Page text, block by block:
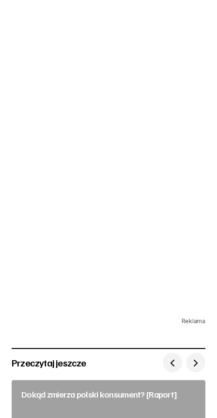
Reklama
Przeczytaj jeszcze
Dokąd zmierza polski konsument? [Raport]